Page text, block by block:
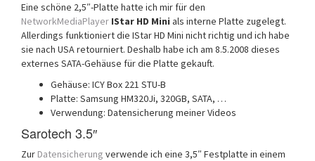
Eine schöne 2,5″-Platte hatte ich mir für den
NetworkMediaPlayer IStar HD Mini als interne Platte zugelegt.
Allerdings funktioniert die IStar HD Mini nicht richtig und ich habe
sie nach USA retourniert. Deshalb habe ich am 8.5.2008 dieses
externes SATA-Gehäuse für die Platte gekauft.
Gehäuse: ICY Box 221 STU-B
Platte: Samsung HM320Ji, 320GB, SATA, …
Verwendung: Datensicherung meiner Videos
Sarotech 3.5″
Zur Datensicherung verwende ich eine 3,5″ Festplatte in einem